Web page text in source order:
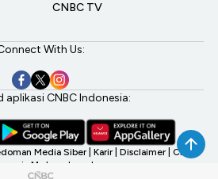
CNBC TV
With Us:
aplikasi CNBC Indonesia:
Media Siber Karir Disclaimer CNBC
My Investment